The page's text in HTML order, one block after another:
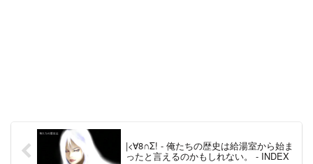
|<∀8∩Σ! - 俺たちの歴史は給湯室から始ま
ったと言えるのかもしれない。 - INDEX